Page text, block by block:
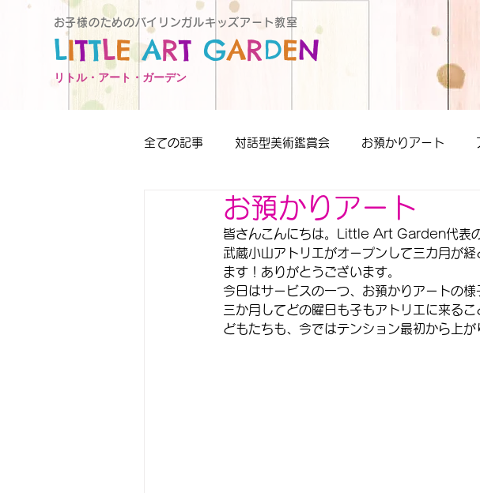
お子様のためのバイリンガルキッズアート教室
LITTLEART GARDEN
リトル・アート・ガーデン
全ての記事 対話型美術鑑賞会 お預かりアート
講師育成プログラム 特別イベント
お預かりアート
皆さんこんにちは。Little Art Garden代表の
武蔵小山アトリエがオープンして三カ月が
ます！ありがとうございます。
今日はサービスの一つ、お預かりアートの様
三か月してどの曜日も子もアトリエに来る
どもたちも、今ではテンション最初から上が